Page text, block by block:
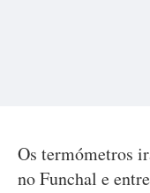
Os termómetros
no Funchal e